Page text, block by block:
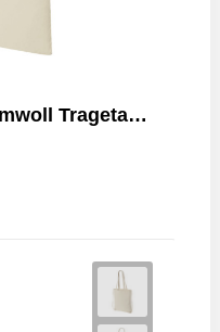
Madras 140 g/m² Baumwoll Tragetasche 7L